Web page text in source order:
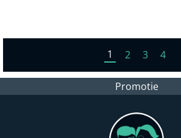
1 2 3 4
Promotie